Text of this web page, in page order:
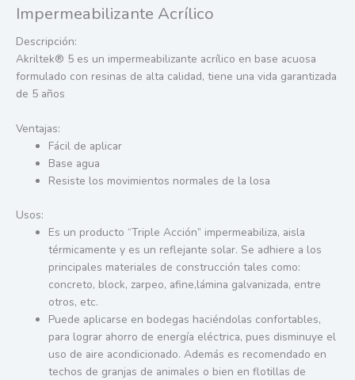
Impermeabilizante Acrílico
Descripción:
Akriltek® 5 es un impermeabilizante acrílico en base acuosa
formulado con resinas de alta calidad, tiene una vida garantizada
de 5 años
Ventajas:
Fácil de aplicar
Base agua
Resiste los movimientos normales de la losa
Usos:
Es un producto “Triple Acción” impermeabiliza, aisla
térmicamente y es un reflejante solar. Se adhiere a los
principales materiales de construcción tales como:
concreto, block, zarpeo, afine,lámina galvanizada, entre
otros, etc.
Puede aplicarse en bodegas haciéndolas confortables,
para lograr ahorro de energía eléctrica, pues disminuye el
uso de aire acondicionado. Además es recomendado en
techos de granjas de animales o bien en flotillas de